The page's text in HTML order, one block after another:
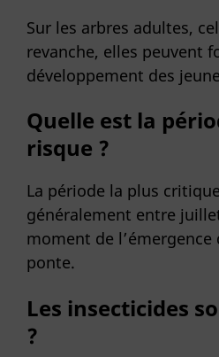
Sur les arbres adultes,
revanche, elles peuvent
développement des
Quelle est la
risque ?
La période la plus
généralement entre
moment de
ponte.
Les insecticides
?